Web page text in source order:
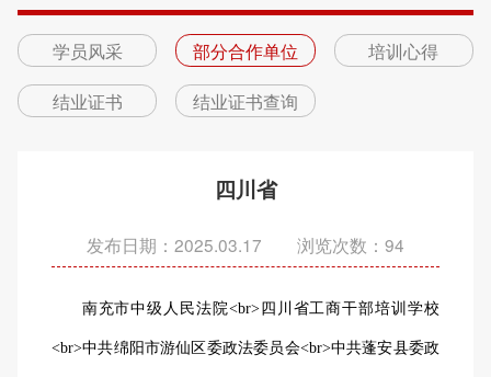
学员风采 部分合作单位 培训心得
结业证书 结业证书查询
四川省
发布日期：2025.03.17 浏览次数： 94
南充市中级人民法院<br>四川省工商干部培训学校
<br>中共绵阳市游仙区委政法委员会<br>中共蓬安县委政